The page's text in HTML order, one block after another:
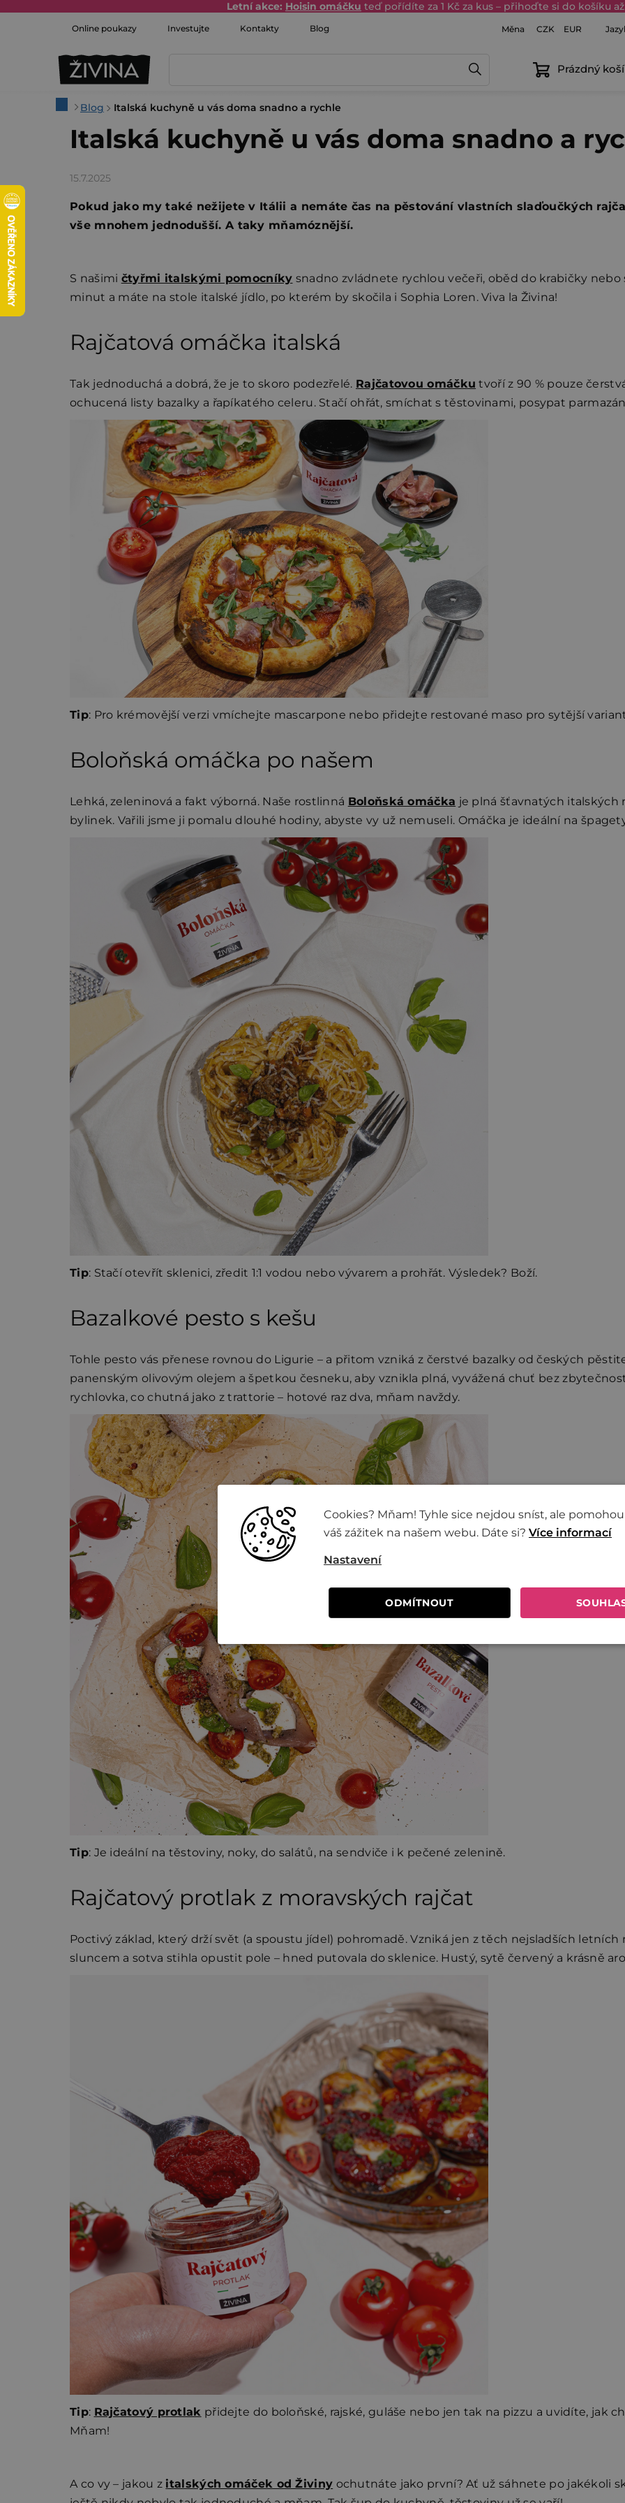
Letní akce: Hoisin omáčku teď pořídíte za 1 Kč za kus – přihoďte si do košíku
Online poukazy Investujte Kontakty Blog Měna CZK EUR
Prázdný
DomůBlog Italská kuchyně u vás doma snadno a rychle
Italská kuchyně u vás doma snadno a
15.7.2025
Pokud jako my také nežijete v Itálii a nemáte čas na pěstování vlastních slaďoučkých
vše mnohem jednodušší. A taky mňamóznější.
S našimi čtyřmi italskými pomocníky snadno zvládnete rychlou večeři, oběd do krabičky
minut a máte na stole italské jídlo, po kterém by skočila i Sophia Loren. Viva la Živina!
Rajčatová omáčka italská
Tak jednoduchá a dobrá, že je to skoro podezřelé. Rajčatovou omáčku tvoří z 90 % pouze
ochucená listy bazalky a řapíkatého celeru. Stačí ohřát, smíchat s těstovinami, posypat
Tip: Pro krémovější verzi vmíchejte mascarpone nebo přidejte restované maso pro sytější
Boloňská omáčka po našem
Lehká, zeleninová a fakt výborná. Naše rostlinná Boloňská omáčka je plná šťavnatých italských
bylinek. Vařili jsme ji pomalu dlouhé hodiny, abyste vy už nemuseli. Omáčka je ideální na
Tip: Stačí otevřít sklenici, zředit 1:1 vodou nebo vývarem a prohřát. Výsledek? Boží.
Bazalkové pesto s kešu
Tohle pesto vás přenese rovnou do Ligurie – a přitom vzniká z čerstvé bazalky od českých
panenským olivovým olejem a špetkou česneku, aby vznikla plná, vyvážená chuť bez
rychlovka, co chutná jako z trattorie – hotové raz dva, mňam navždy.
Tip: Je ideální na těstoviny, noky, do salátů, na sendviče i k pečené zelenině.
Rajčatový protlak z moravských rajčat
Poctivý základ, který drží svět (a spoustu jídel) pohromadě. Vzniká jen z těch nejsladších letních
sluncem a sotva stihla opustit pole – hned putovala do sklenice. Hustý, sytě červený a krásně
Tip: Rajčatový protlak přidejte do boloňské, rajské, guláše nebo jen tak na pizzu a uvidíte, jak
Mňam!
A co vy – jakou z italských omáček od Živiny ochutnáte jako první? Ať už sáhnete po jakékoli
Cookies? Mňam! Tyhle sice nejdou sníst, ale
váš zážitek na našem webu. Dáte si? Více informací
ODMÍTNOUT
Nastavení